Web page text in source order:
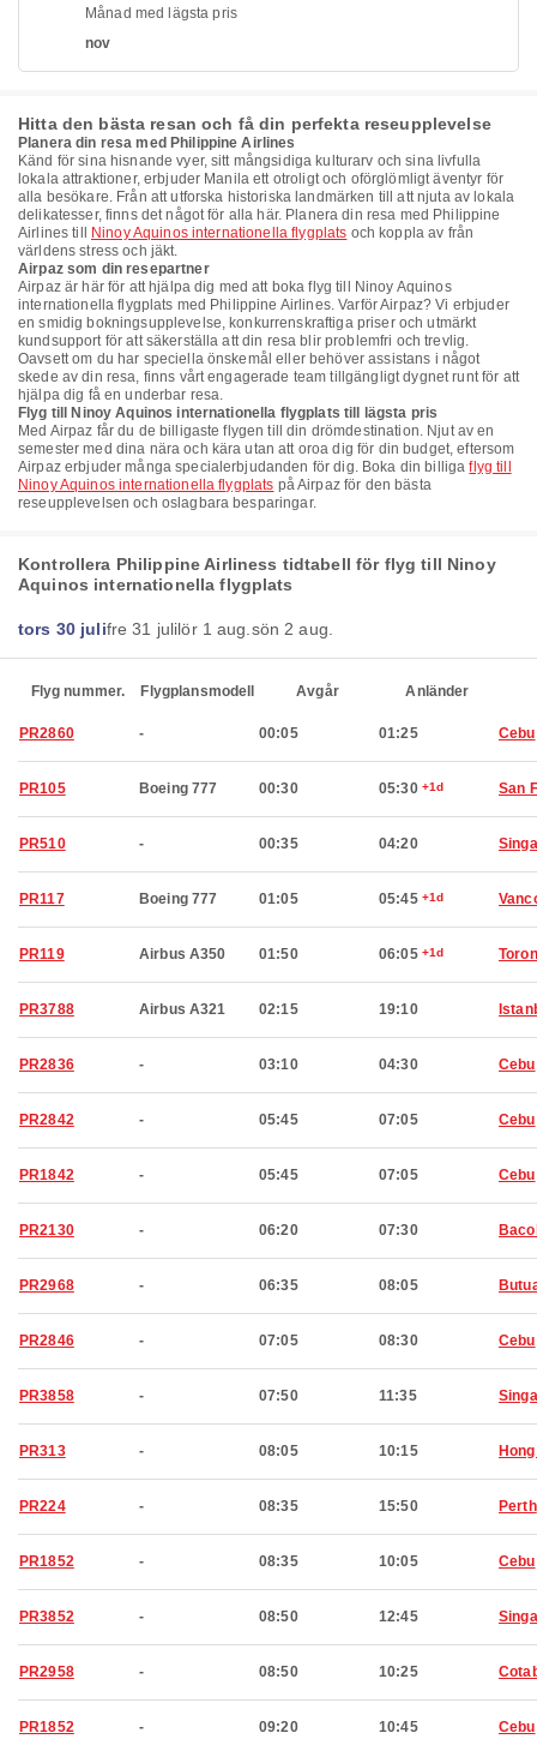
Månad med lägsta pris
nov
Hitta den bästa resan och få din perfekta reseupplevelse
Planera din resa med Philippine Airlines
Känd för sina hisnande vyer, sitt mångsidiga kulturarv och sina livfulla
lokala attraktioner, erbjuder Manila ett otroligt och oförglömligt äventyr för
alla besökare. Från att utforska historiska landmärken till att njuta av lokala
delikatesser, finns det något för alla här. Planera din resa med Philippine
Airlines till
Ninoy Aquinos internationella flygplats och koppla av från
världens stress och jäkt.
Airpaz som din resepartner
Airpaz är här för att hjälpa dig med att boka flyg till Ninoy Aquinos
internationella flygplats med Philippine Airlines. Varför Airpaz? Vi erbjuder
en smidig bokningsupplevelse, konkurrenskraftiga priser och utmärkt
kundsupport för att säkerställa att din resa blir problemfri och trevlig.
Oavsett om du har speciella önskemål eller behöver assistans i något
skede av din resa, finns vårt engagerade team tillgängligt dygnet runt för att
hjälpa dig få en underbar resa.
Flyg till Ninoy Aquinos internationella flygplats till lägsta pris
Med Airpaz får du de billigaste flygen till din drömdestination. Njut av en
semester med dina nära och kära utan att oroa dig för din budget, eftersom
Airpaz erbjuder många specialerbjudanden för dig. Boka din billigaflyg till
Ninoy Aquinos internationella flygplats på Airpaz för den bästa
reseupplevelsen och oslagbara besparingar.
Kontrollera Philippine Airliness tidtabell för flyg till Ninoy
Aquinos internationella flygplats
tors 30 julifre 31 julilör 1 aug. sön 2 aug.
Flyg nummer. Flygplansmodell Avgår Anländer
PR2860 - 00:05 01:25 Cebu
PR105 Boeing 777 00:30 05:30 +1d San
PR510 - 00:35 04:20
PR117 Boeing 777 01:05 05:45 +1d
PR119 Airbus A350 01:50 06:05 +1d
PR3788 Airbus A321 02:15 19:10
PR2836 - 03:10 04:30 Cebu
PR2842 - 05:45 07:05 Cebu
PR1842 - 05:45 07:05 Cebu
PR2130 - 06:20 07:30
PR2968 - 06:35 08:05
PR2846 - 07:05 08:30 Cebu
PR3858 - 07:50 11:35
PR313 - 08:05 10:15
PR224 - 08:35 15:50 Perth
PR1852 - 08:35 10:05 Cebu
PR3852 - 08:50 12:45
PR2958 - 08:50 10:25
PR1852 - 09:20 10:45 Cebu